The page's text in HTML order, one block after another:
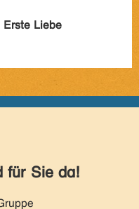
Erste Liebe